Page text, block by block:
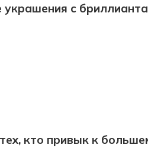
с
кто привык к